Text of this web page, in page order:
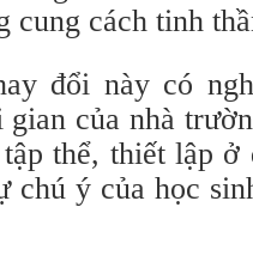
cung cách tinh
đổi này có
của nhà
thể, thiết lập
chú ý của học